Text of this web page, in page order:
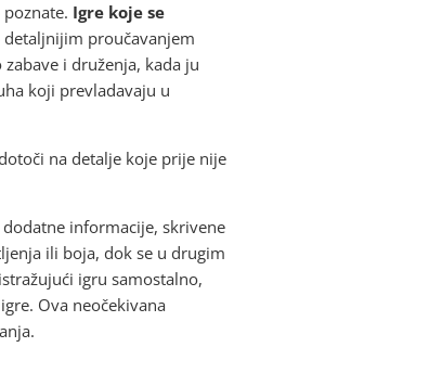
Igre koje se
proučavanjem
i druženja, kada ju
koji prevladavaju u
na detalje koje prije nije
informacije, skrivene
ili boja, dok se u drugim
igru samostalno,
Ova neočekivana